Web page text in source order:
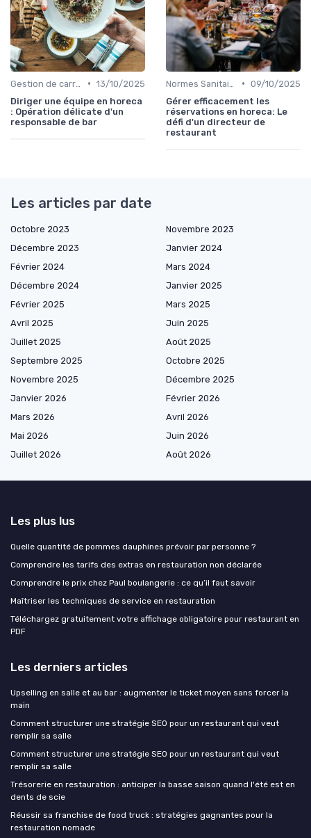
• 13/10/2025
Diriger une équipe en horeca
: Opération délicate d'un
responsable de bar
• 09/10/2025
Gérer efficacement les
réservations en horeca: Le
défi d'un directeur de
restaurant
Les articles par date
Octobre 2023
Novembre 2023
Décembre 2023
Janvier 2024
Février 2024
Mars 2024
Décembre 2024
Janvier 2025
Février 2025
Mars 2025
Avril 2025
Juin 2025
Juillet 2025
Août 2025
Septembre 2025
Octobre 2025
Novembre 2025
Décembre 2025
Janvier 2026
Février 2026
Mars 2026
Avril 2026
Mai 2026
Juin 2026
Juillet 2026
Août 2026
Les plus lus
Quelle quantité de pommes dauphines prévoir par personne ?
Comprendre les tarifs des extras en restauration non déclarée
Comprendre le prix chez Paul boulangerie : ce qu’il faut savoir
Maîtriser les techniques de service en restauration
Téléchargez gratuitement votre affichage obligatoire pour restaurant en
PDF
Les derniers articles
Upselling en salle et au bar : augmenter le ticket moyen sans forcer la
main
Comment structurer une stratégie SEO pour un restaurant qui veut
remplir sa salle
Comment structurer une stratégie SEO pour un restaurant qui veut
remplir sa salle
Trésorerie en restauration : anticiper la basse saison quand l'été est en
dents de scie
Réussir sa franchise de food truck : stratégies gagnantes pour la
restauration nomade